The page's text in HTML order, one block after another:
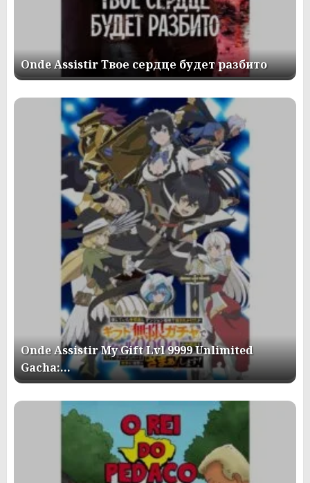
Onde Assistir Твое сердце будет разбито
Onde Assistir My Gift Lvl 9999 Unlimited
Gacha:…